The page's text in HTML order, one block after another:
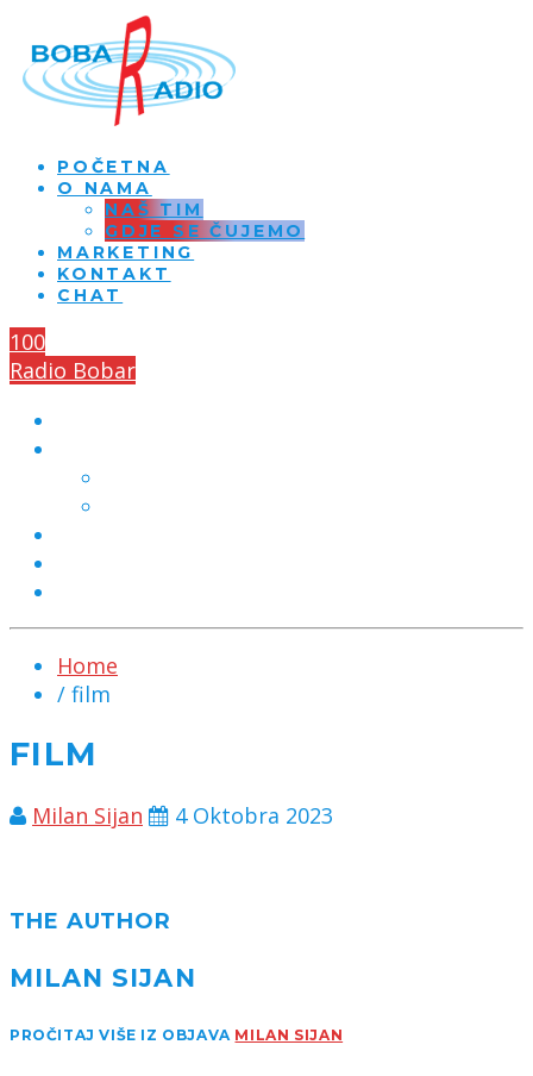
POČETNA
O NAMA
NAŠ TIM
GDJE SE ČUJEMO
MARKETING
KONTAKT
CHAT
100
Radio Bobar
Home
/ film
FILM
Milan Sijan 4 Oktobra 2023
THE AUTHOR
MILAN SIJAN
PROČITAJ VIŠE IZ OBJAVA MILAN SIJAN